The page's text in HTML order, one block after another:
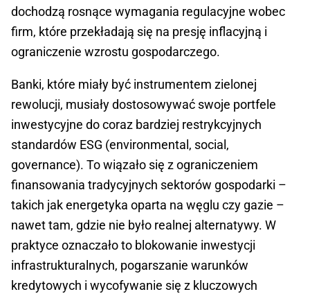
dochodzą rosnące wymagania regulacyjne wobec
firm, które przekładają się na presję inflacyjną i
ograniczenie wzrostu gospodarczego.
Banki, które miały być instrumentem zielonej
rewolucji, musiały dostosowywać swoje portfele
inwestycyjne do coraz bardziej restrykcyjnych
standardów ESG (environmental, social,
governance). To wiązało się z ograniczeniem
finansowania tradycyjnych sektorów gospodarki –
takich jak energetyka oparta na węglu czy gazie –
nawet tam, gdzie nie było realnej alternatywy. W
praktyce oznaczało to blokowanie inwestycji
infrastrukturalnych, pogarszanie warunków
kredytowych i wycofywanie się z kluczowych